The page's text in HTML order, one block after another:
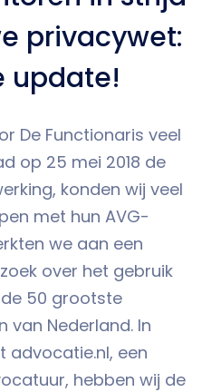
privacywet:
update!
De Functionaris veel
op 25 mei 2018 de
konden wij veel
met hun AVG-
we aan een
over het gebruik
50 grootste
Nederland. In
advocatie.nl, een
hebben wij de